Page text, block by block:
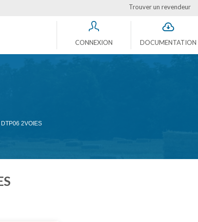
Trouver un revendeur
CONNEXION DOCUMENTATION
2VOIES